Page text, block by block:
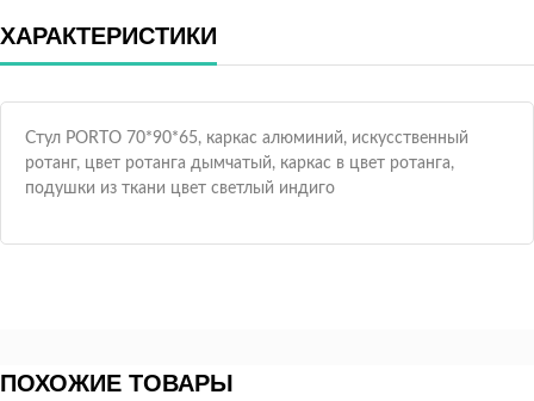
ХАРАКТЕРИСТИКИ
Стул PORTO 70*90*65, каркас алюминий, искусственный
ротанг, цвет ротанга дымчатый, каркас в цвет ротанга,
подушки из ткани цвет светлый индиго
ПОХОЖИЕ ТОВАРЫ